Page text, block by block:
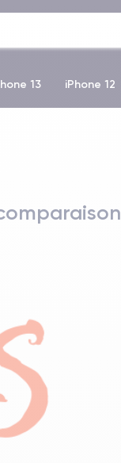
13 iPhone 12